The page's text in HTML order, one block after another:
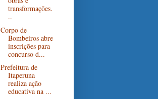
transformações.
..
Corpo de
Bombeiros abre
inscrições para
concurso d...
Prefeitura de
Itaperuna
realiza ação
educativa na ...